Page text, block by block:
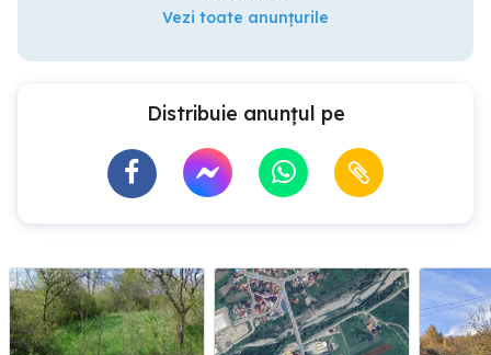
Vezi toate anunțurile
Distribuie anunțul pe